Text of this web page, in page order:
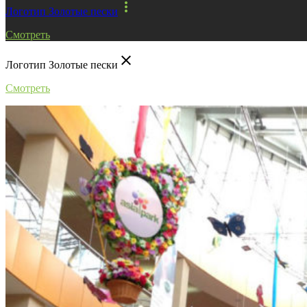
Логотип Золотые пески more_vert
Смотреть
Логотип Золотые пески close
Смотреть